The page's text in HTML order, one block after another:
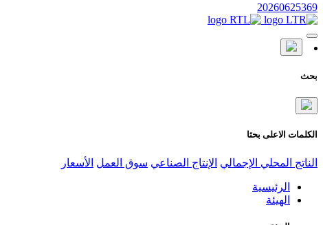
20260625369
بحث
الكلمات الاعلى بحثا
الناتج المحلي الإجمالي الإنتاج الصناعي سوق العمل الأسعار
الرئيسية
الهيئة